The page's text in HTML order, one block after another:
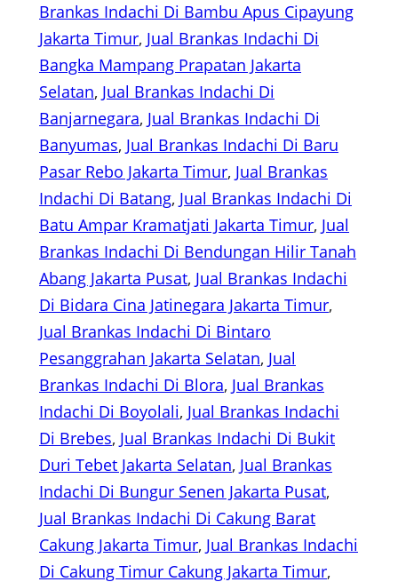
Brankas Indachi Di Bambu Apus Cipayung
Jakarta Timur, Jual Brankas Indachi Di
Bangka Mampang Prapatan Jakarta
Selatan, Jual Brankas Indachi Di
Banjarnegara, Jual Brankas Indachi Di
Banyumas, Jual Brankas Indachi Di Baru
Pasar Rebo Jakarta Timur, Jual Brankas
Indachi Di Batang, Jual Brankas Indachi Di
Batu Ampar Kramatjati Jakarta Timur, Jual
Brankas Indachi Di Bendungan Hilir Tanah
Abang Jakarta Pusat, Jual Brankas Indachi
Di Bidara Cina Jatinegara Jakarta Timur
Jual Brankas Indachi Di Bintaro
Pesanggrahan Jakarta Selatan, Jual
Brankas Indachi Di Blora, Jual Brankas
Indachi Di Boyolali, Jual Brankas Indachi
Di Brebes, Jual Brankas Indachi Di Bukit
Duri Tebet Jakarta Selatan, Jual Brankas
Indachi Di Bungur Senen Jakarta Pusat
Jual Brankas Indachi Di Cakung Barat
Cakung Jakarta Timur, Jual Brankas Indachi
Di Cakung Timur Cakung Jakarta Timur